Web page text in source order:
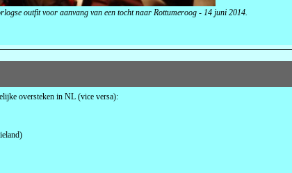
outfit voor aanvang van een tocht naar Rottumeroog - 14 juni 2014.
oversteken in NL (vice versa):